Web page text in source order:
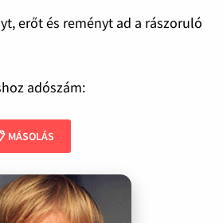
erőt és reményt ad a rászoruló
adószám:
MÁSOLÁS